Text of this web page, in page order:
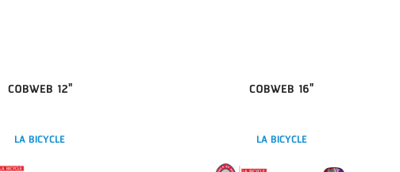
COBWEB 12"
LA BICYCLE
COBWEB 16"
LA BICYCLE